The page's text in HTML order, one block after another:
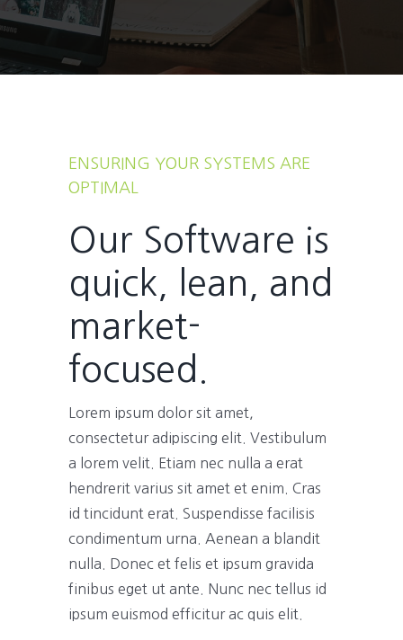
ENSURING YOUR SYSTEMS ARE
OPTIMAL
Our Software is
quick, lean, and
market-
focused.
Lorem ipsum dolor sit amet,
consectetur adipiscing elit. Vestibulum
a lorem velit. Etiam nec nulla a erat
hendrerit varius sit amet et enim. Cras
id tincidunt erat. Suspendisse facilisis
condimentum urna. Aenean a blandit
nulla. Donec et felis et ipsum gravida
finibus eget ut ante. Nunc nec tellus id
ipsum euismod efficitur ac quis elit.